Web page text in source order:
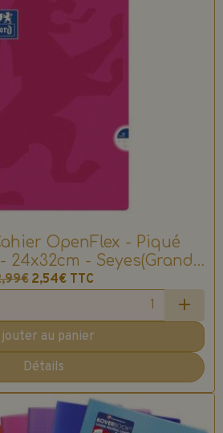
OpenFlex - Piqué
24x32cm - Seyes(Grands
- 48 pages - 90g/m2
2,54€ TTC
au panier
Détails